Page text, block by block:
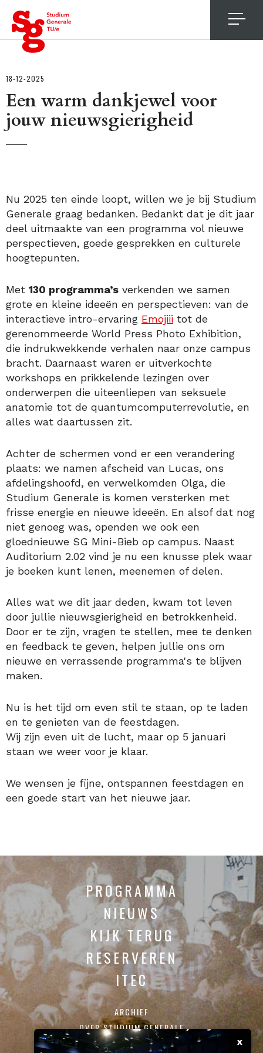
18-12-2025
Een warm dankjewel voor
jouw nieuwsgierigheid
Nu 2025 ten einde loopt, willen we je bij Studium
Generale graag bedanken. Bedankt dat je dit jaar
deel uitmaakte van een programma vol nieuwe
perspectieven, goede gesprekken en culturele
hoogtepunten.
Met 130 programma’s verkenden we samen
grote en kleine ideeën en perspectieven: van de
interactieve intro-ervaring Emojiii tot de
gerenommeerde World Press Photo Exhibition,
die indrukwekkende verhalen naar onze campus
bracht. Daarnaast waren er uitverkochte
workshops en prikkelende lezingen over
onderwerpen die uiteenliepen van seksuele
anatomie tot de quantumcomputerrevolutie, en
alles wat daartussen zit.
Achter de schermen vond er een verandering
plaats: we namen afscheid van Lucas, ons
afdelingshoofd, en verwelkomden Olga, die
Studium Generale is komen versterken met
frisse energie en nieuwe ideeën. En alsof dat nog
niet genoeg was, openden we ook een
gloednieuwe SG Mini-Bieb op campus. Naast
Auditorium 2.02 vind je nu een knusse plek waar
je boeken kunt lenen, meenemen of delen.
Alles wat we dit jaar deden, kwam tot leven
door jullie nieuwsgierigheid en betrokkenheid.
Door er te zijn, vragen te stellen, mee te denken
en feedback te geven, helpen jullie ons om
nieuwe en verrassende programma's te blijven
maken.
Nu is het tijd om even stil te staan, op te laden
en te genieten van de feestdagen.
Wij zijn even uit de lucht, maar op 5 januari
staan we weer voor je klaar.
We wensen je fijne, ontspannen feestdagen en
een goede start van het nieuwe jaar.
PROGRAMMA
NIEUWS
KIJK TERUG
RESERVEREN
ITEC
ARCHIEF
OVER STUDIUM GENERALE
CONTACT
x